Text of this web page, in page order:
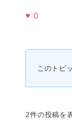
♥ 0
このトピ
2件の投稿を